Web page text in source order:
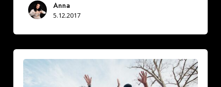
Anna
5.12.2017
hidastaa